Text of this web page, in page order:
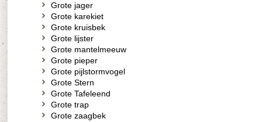
Grote jager
Grote karekiet
Grote kruisbek
Grote lijster
Grote mantelmeeuw
Grote pieper
Grote pijlstormvogel
Grote Stern
Grote Tafeleend
Grote trap
Grote zaagbek